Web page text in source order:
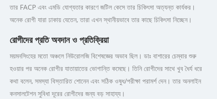
তার FACP এবং এমডি যোগ্যতার কারণে জটিল কেসে তার চিকিৎসা অত্যন্ত কার্যকর।
অনেক রোগী যারা ঢাকায় যেতেন, তারা এখন স্থানীয়ভাবে তার কাছে চিকিৎসা নিচ্ছেন।
রোগীদের প্রতি অবদান ও প্রতিক্রিয়া
ময়মনসিংহের মতো অঞ্চলে নিউরোলজি বিশেষজ্ঞের অভাব ছিল। ডাঃ বাশারের চেম্বার শুরু
হওয়ার পর অনেক রোগীর যাতায়াতের ভোগান্তি কমেছে। তিনি রোগীদের সাথে খুব ধৈর্য ধরে
কথা বলেন, সমস্যা বিস্তারিত শোনেন এবং সঠিক ওষুধ/পরীক্ষা পরামর্শ দেন। তার অনলাইন
কনসালটেশন সুবিধা দূরের রোগীদের জন্য বড় সাহায্য।